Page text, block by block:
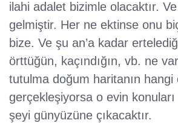
ilahi adalet bizimle olacaktır.
gelmiştir. Her ne ektinse onu
bize. Ve şu an’a kadar
örttüğün, kaçındığın, vb. ne
tutulma doğum haritanın hangi
gerçekleşiyorsa o evin
şeyi günyüzüne çıkacaktır.